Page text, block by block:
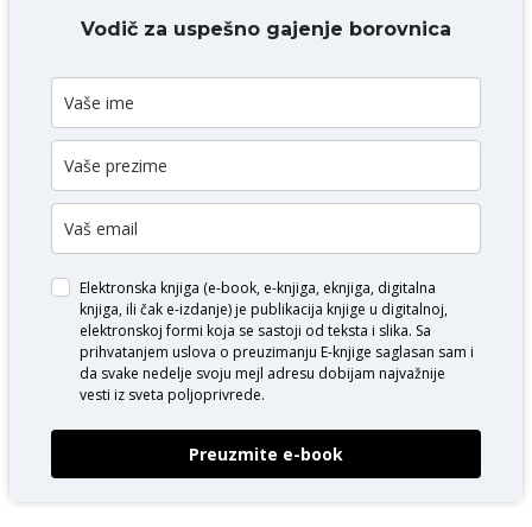
DODAJ KOMENTAR
Vodič za uspešno gajenje borovnica
Elektronska knjiga (e-book, e-knjiga, eknjiga, digitalna
knjiga, ili čak e-izdanje) je publikacija knjige u digitalnoj,
elektronskoj formi koja se sastoji od teksta i slika. Sa
prihvatanjem uslova o preuzimanju E-knjige saglasan sam i
da svake nedelje svoju mejl adresu dobijam najvažnije
vesti iz sveta poljoprivrede.
Preuzmite e-book